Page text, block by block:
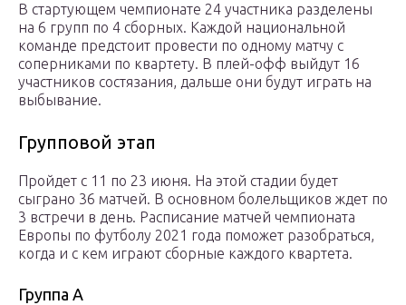
В стартующем чемпионате 24 участника разделены
на 6 групп по 4 сборных. Каждой национальной
команде предстоит провести по одному матчу с
соперниками по квартету. В плей-офф выйдут 16
участников состязания, дальше они будут играть на
выбывание.
Групповой этап
Пройдет с 11 по 23 июня. На этой стадии будет
сыграно 36 матчей. В основном болельщиков ждет по
3 встречи в день. Расписание матчей чемпионата
Европы по футболу 2021 года поможет разобраться,
когда и с кем играют сборные каждого квартета.
Группа A